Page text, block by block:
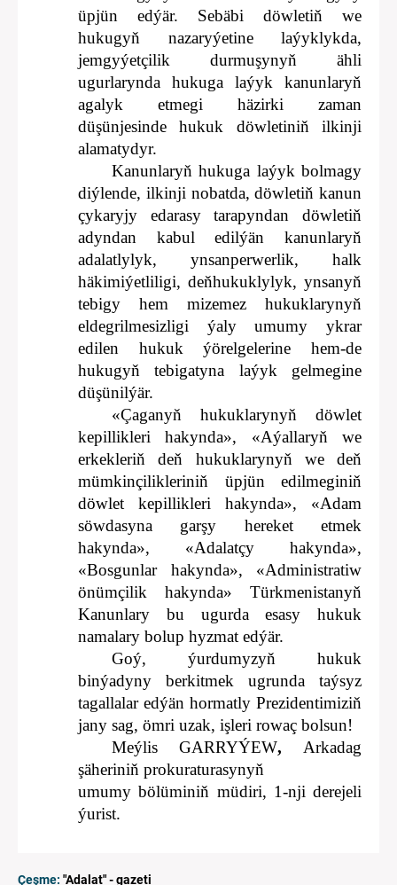
üpjün edýär. Sebäbi döwletiň we
hukugyň nazaryýetine laýyklykda,
jemgyýetçilik durmuşynyň ähli
ugurlarynda hukuga laýyk kanunlaryň
agalyk etmegi häzirki zaman
düşünjesinde hukuk döwletiniň ilkinji
alamatydyr.
Kanunlaryň hukuga laýyk bolmagy
diýlende, ilkinji nobatda, döwletiň kanun
çykaryjy edarasy tarapyndan döwletiň
adyndan kabul edilýän kanunlaryň
adalatlylyk, ynsanperwerlik, halk
häkimiýetliligi, deňhukuklylyk, ynsanyň
tebigy hem mizemez hukuklarynyň
eldegrilmesizligi ýaly umumy ykrar
edilen hukuk ýörelgelerine hem-de
hukugyň tebigatyna laýyk gelmegine
düşünilýär.
«Çaganyň hukuklarynyň döwlet
kepillikleri hakynda», «Aýallaryň we
erkekleriň deň hukuklarynyň we deň
mümkinçilikleriniň üpjün edilmeginiň
döwlet kepillikleri hakynda», «Adam
söwdasyna garşy hereket etmek
hakynda», «Adalatçy hakynda»,
«Bosgunlar hakynda», «Administratiw
önümçilik hakynda» Türkmenistanyň
Kanunlary bu ugurda esasy hukuk
namalary bolup hyzmat edýär.
Goý, ýurdumyzyň hukuk
binýadyny berkitmek ugrunda taýsyz
tagallalar edýän hormatly Prezidentimiziň
jany sag, ömri uzak, işleri rowaç bolsun!
Meýlis GARRYÝEW,
Arkadag
şäheriniň prokuraturasynyň
umumy bölüminiň müdiri, 1-nji derejeli
ýurist.
Çeşme: "Adalat" - gazeti